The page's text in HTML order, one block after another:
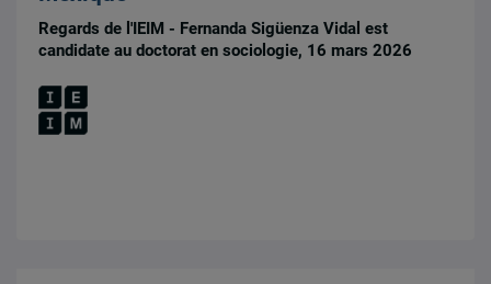
Regards de l'IEIM - Fernanda Sigüenza Vidal est
candidate au doctorat en sociologie, 16 mars 2026